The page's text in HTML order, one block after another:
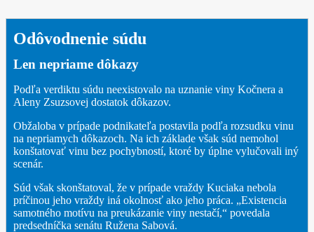
Odôvodnenie súdu
Len nepriame dôkazy
Podľa verdiktu súdu neexistovalo na uznanie viny Kočnera a
Aleny Zsuzsovej dostatok dôkazov.
Obžaloba v prípade podnikateľa postavila podľa rozsudku vinu
na nepriamych dôkazoch. Na ich základe však súd nemohol
konštatovať vinu bez pochybností, ktoré by úplne vylučovali iný
scenár.
Súd však skonštatoval, že v prípade vraždy Kuciaka nebola
príčinou jeho vraždy iná okolnosť ako jeho práca. „Existencia
samotného motívu na preukázanie viny nestačí,“ povedala
predsedníčka senátu Ružena Sabová.